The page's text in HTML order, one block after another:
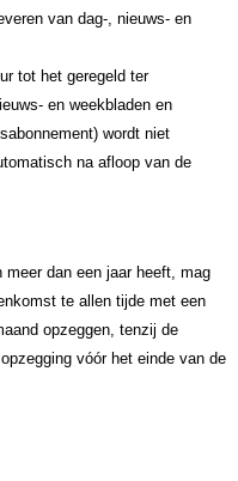
van dag-, nieuws- en
tot het geregeld ter
en weekbladen en
wordt niet
na afloop van de
dan een jaar heeft, mag
te allen tijde met een
opzeggen, tenzij de
vóór het einde van de